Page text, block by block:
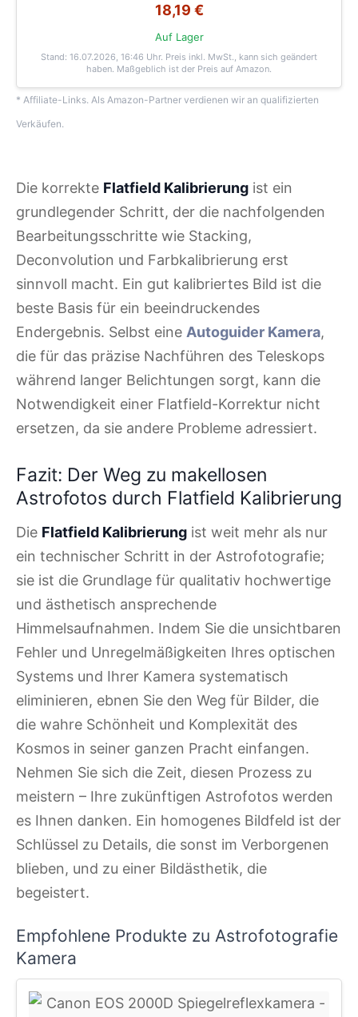
18,19 €
Auf Lager
Stand: 16.07.2026, 16:46 Uhr. Preis inkl. MwSt., kann sich geändert
haben. Maßgeblich ist der Preis auf Amazon.
* Affiliate-Links. Als Amazon-Partner verdienen wir an qualifizierten
Verkäufen.
Die korrekte Flatfield Kalibrierung ist ein
grundlegender Schritt, der die nachfolgenden
Bearbeitungsschritte wie Stacking,
Deconvolution und Farbkalibrierung erst
sinnvoll macht. Ein gut kalibriertes Bild ist die
beste Basis für ein beeindruckendes
Endergebnis. Selbst eine Autoguider Kamera,
die für das präzise Nachführen des Teleskops
während langer Belichtungen sorgt, kann die
Notwendigkeit einer Flatfield-Korrektur nicht
ersetzen, da sie andere Probleme adressiert.
Fazit: Der Weg zu makellosen
Astrofotos durch Flatfield Kalibrierung
Die Flatfield Kalibrierung ist weit mehr als nur
ein technischer Schritt in der Astrofotografie;
sie ist die Grundlage für qualitativ hochwertige
und ästhetisch ansprechende
Himmelsaufnahmen. Indem Sie die unsichtbaren
Fehler und Unregelmäßigkeiten Ihres optischen
Systems und Ihrer Kamera systematisch
eliminieren, ebnen Sie den Weg für Bilder, die
die wahre Schönheit und Komplexität des
Kosmos in seiner ganzen Pracht einfangen.
Nehmen Sie sich die Zeit, diesen Prozess zu
meistern – Ihre zukünftigen Astrofotos werden
es Ihnen danken. Ein homogenes Bildfeld ist der
Schlüssel zu Details, die sonst im Verborgenen
blieben, und zu einer Bildästhetik, die
begeistert.
Empfohlene Produkte zu Astrofotografie
Kamera